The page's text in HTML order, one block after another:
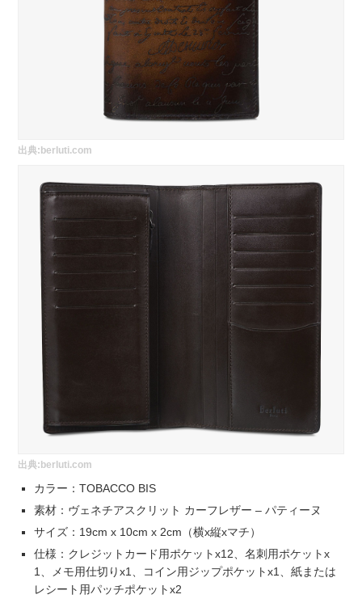
出典: berluti.com
出典:berluti.com
カラー：TOBACCO BIS
素材：ヴェネチアスクリット カーフレザー – パティーヌ
サイズ：19cm x 10cm x 2cm（横x縦xマチ）
仕様：クレジットカード用ポケットx12、名刺用ポケットx
1、メモ用仕切りx1、コイン用ジップポケットx1、紙または
レシート用パッチポケットx2